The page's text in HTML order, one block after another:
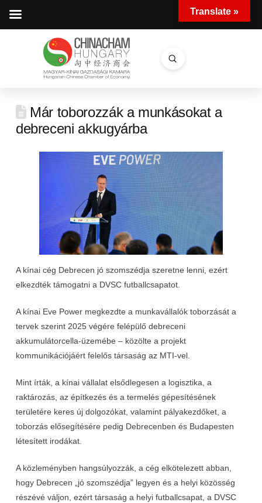
Search
Submit
Már toborozzák a munkásokat a
debreceni akkugyárba
A kínai cég Debrecen jó szomszédja szeretne lenni, ezért
elkezdték támogatni a DVSC futballcsapatot.
A kínai Eve Power megkezdte a munkavállalók toborzását a
tervek szerint 2025 végére felépülő debreceni
akkumulátorcella-üzemébe – közölte a projekt
kommunikációjáért felelős társaság az MTI-vel.
Mint írták, a kínai vállalat elsődlegesen a logisztika, a
raktározás, az építkezés és a termelés gépesítésének
területére keres új dolgozókat, valamint pályakezdőket, a
toborzás elősegítésére pedig Debrecenben és Budapesten
létesített irodákat.
A közleményben hangsúlyozzák, a cég elkötelezett abban,
hogy Debrecen „jó szomszédja” legyen és a helyi közösség
részévé váljon, ezért társaság a helyi futballcsapat, a DVSC
Translate »